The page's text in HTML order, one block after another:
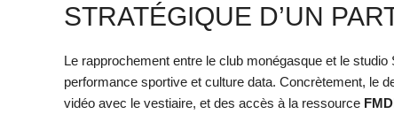
STRATÉGIQUE D’UN
Le rapprochement entre le club monégasque et le
performance sportive et culture data. Concrètement, le
vidéo avec le vestiaire, et des accès à la ressource